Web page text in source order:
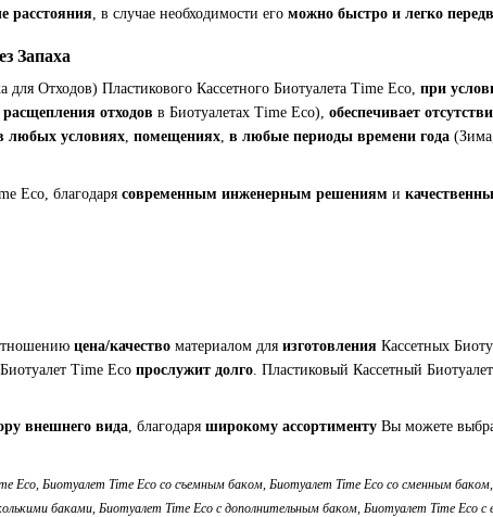
расстояния, в случае необходимости его можно быстро и легко
Запаха
Отходов) Пластикового Кассетного Биотуалета Time Eco, при
расщепления отходов в Биотуалетах Time Eco), обеспечивает
любых условиях, помещениях, в любые периоды времени года
Eco, благодаря современным инженерным решениям и
цена/качество материалом для изготовления Кассетных
Time Eco прослужит долго. Пластиковый Кассетный
внешнего вида, благодаря широкому ассортименту Вы можете
Eco, Биотуалет Time Eco со съемным баком, Биотуалет Time Eco со сменным
баками, Биотуалет Time Eco с дополнительным баком, Биотуалет Time Eco